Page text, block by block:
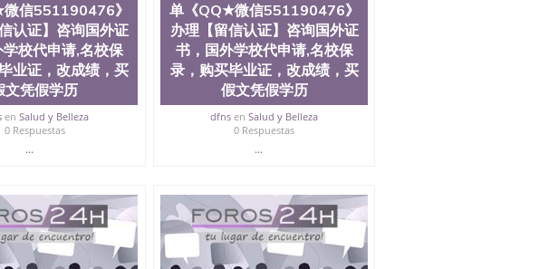
信551190476》
认证】咨询国外证
校代申请,名校保
业证，改成绩，买
文凭假学历
en Salud y Belleza
0 Respuestas
...
单《QQ★微信551190476》
办理【留信认证】咨询国外证
书，国外学校代申请,名校保
录，购买毕业证，改成绩，买
假文凭假学历
dfns enSalud y Belleza
0 Respuestas
...